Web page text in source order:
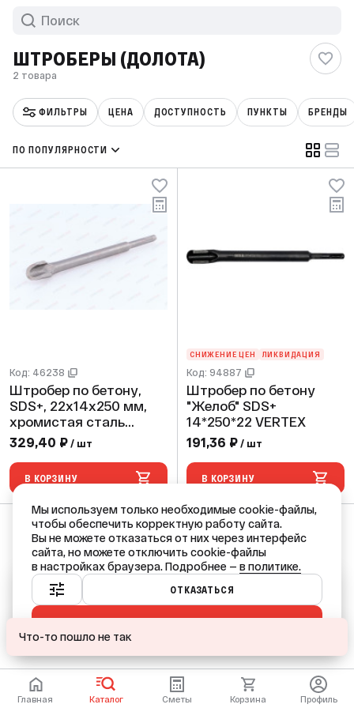
ШТРОБЕРЫ (ДОЛОТА)
2 товара
ФИЛЬТРЫ ЦЕНА ДОСТУПНОСТЬ ПУНКТЫ БРЕНДЫ
ПО ПОПУЛЯРНОСТИ
Код: 46238
Штробер по бетону,
SDS+, 22х14х250 мм,
хромистая сталь
InWork
329,40 ₽ / шт
В КОРЗИНУ
СНИЖЕНИЕ ЦЕН ЛИКВИДАЦИЯ
Код: 94887
Штробер по бетону
"Желоб" SDS+
14*250*22 VERTEX
191,36 ₽ / шт
В КОРЗИНУ
Ваш город — Краснодар?
Мы используем только необходимые cookie-файлы,
чтобы обеспечить корректную работу сайта.
Вы не можете отказаться от них через интерфейс
сайта, но можете отключить cookie-файлы
в настройках браузера. Подробнее — в политике.
ОТКАЗАТЬСЯ
ПРИНЯТЬ ВСЕ
Что-то пошло не так
Главная Каталог Сметы Корзина Профиль